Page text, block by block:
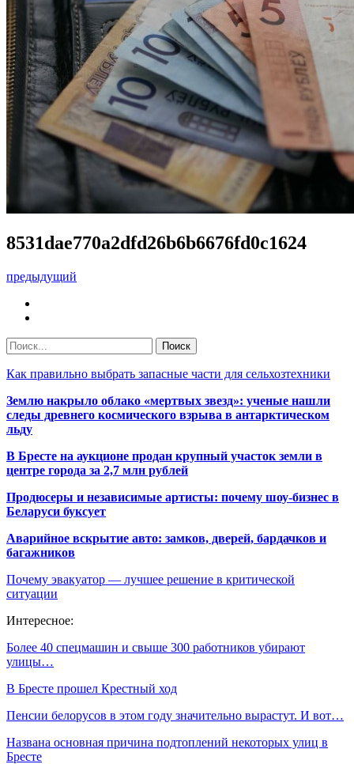
8531dae770a2dfd26b6b6676fd0c1624
предыдущий
Как правильно выбрать запасные части для сельхозтехники
Землю накрыло облако «мертвых звезд»: ученые нашли
следы древнего космического взрыва в антарктическом
льду
В Бресте на аукционе продан крупный участок земли в
центре города за 2,7 млн рублей
Продюсеры и независимые артисты: почему шоу-бизнес в
Беларуси буксует
Аварийное вскрытие авто: замков, дверей, бардачков и
багажников
Почему эвакуатор — лучшее решение в критической
ситуации
Интересное:
Более 40 спецмашин и свыше 300 работников убирают
улицы…
В Бресте прошел Крестный ход
Пенсии белорусов в этом году значительно вырастут. И вот…
Названа основная причина подтоплений некоторых улиц в
Бресте